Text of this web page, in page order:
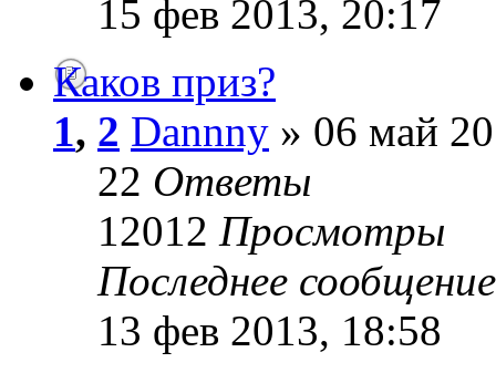
15 фев 2013, 20:17
Каков приз?
1, 2 Dannny » 06 май
22 Ответы
12012 Просмотры
Последнее
13 фев 2013, 18:58